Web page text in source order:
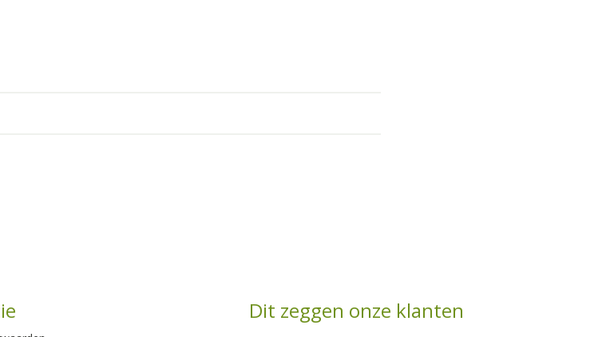
Dit zeggen onze klanten